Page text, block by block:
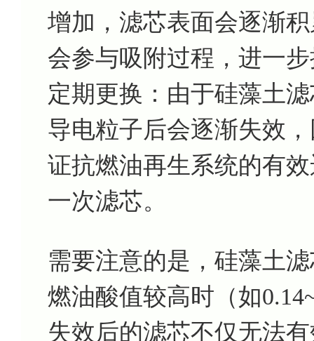
增加，滤芯表面会逐渐
会参与吸附过程，进一
定期更换：由于硅藻土
导电粒子后会逐渐失效
证抗燃油再生系统的有
一次滤芯。
需要注意的是，硅藻土滤
燃油酸值较高时（如
失效后的滤芯不仅无法